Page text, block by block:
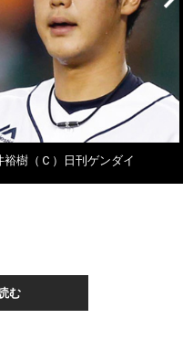
樹（Ｃ）日刊ゲンダイ
む